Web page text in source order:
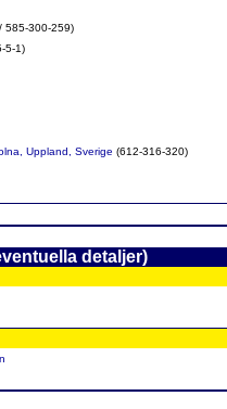
585-300-259)
5-1)
Uppland, Sverige (612-316-320)
detaljer)